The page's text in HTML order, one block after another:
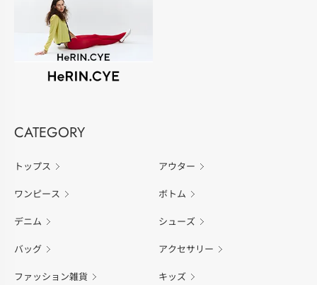
CATEGORY
トップス アウター
ワンピース ボトム
デニム シューズ
バッグ アクセサリー
ファッション雑貨 キッズ